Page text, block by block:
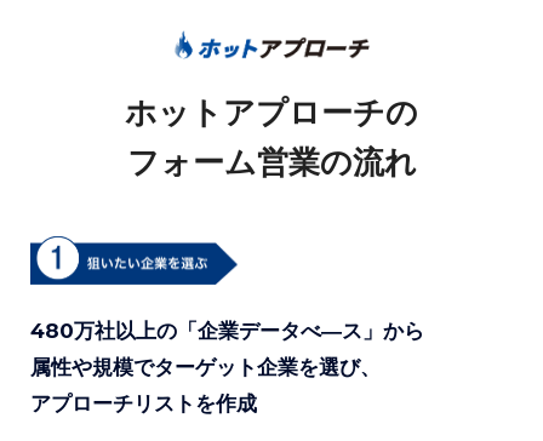
ホットアプローチの
フォーム営業の流れ
480万社以上の「企業データべ―ス」から
属性や規模でターゲット企業を選び、
アプローチリストを作成